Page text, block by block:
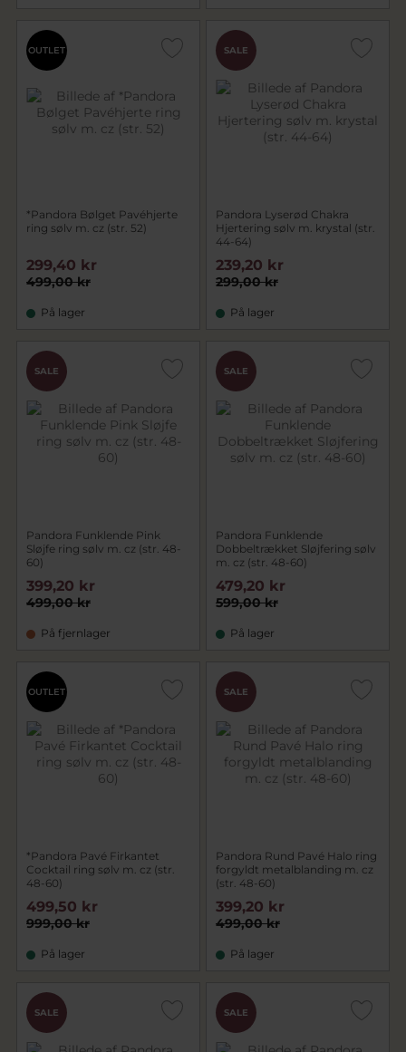
OUTLET
*Pandora Bølget Pavéhjerte
ring sølv m. cz (str. 52)
499,00 kr
299,40 kr
På lager
SALE
Pandora Lyserød Chakra
Hjertering sølv m. krystal (str.
44-64)
299,00 kr
239,20 kr
På lager
SALE
Pandora Funklende Pink
Sløjfe ring sølv m. cz (str. 48-
60)
499,00 kr
399,20 kr
På fjernlager
SALE
Pandora Funklende
Dobbeltrækket Sløjfering sølv
m. cz (str. 48-60)
599,00 kr
479,20 kr
På lager
OUTLET
*Pandora Pavé Firkantet
Cocktail ring sølv m. cz (str.
48-60)
999,00 kr
499,50 kr
På lager
SALE
Pandora Rund Pavé Halo ring
forgyldt metalblanding m. cz
(str. 48-60)
499,00 kr
399,20 kr
På lager
SALE SALE